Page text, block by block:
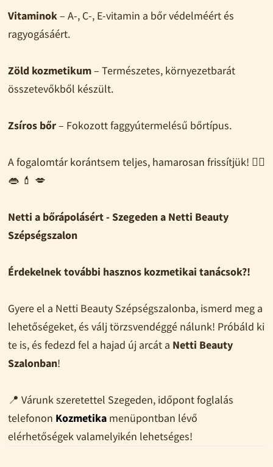
Vitaminok– A-, C-, E-vitamin a bőr védelméért és
ragyogásáért.
Zöld kozmetikum– Természetes, környezetbarát
összetevőkből készült.
Zsíros bőr– Fokozott faggyútermelésű bőrtípus.
A fogalomtár korántsem teljes, hamarosan frissítjük! 🧖‍♀️
👄 💄 💋
Netti a bőrápolásért - Szegeden a Netti Beauty
Szépségszalon
Érdekelnek további hasznos kozmetikai tanácsok?!
Gyere el a Netti Beauty Szépségszalonba, ismerd meg a
lehetőségeket, és válj törzsvendéggé nálunk! Próbáld ki
te is, és fedezd fel a hajad új arcát a Netti Beauty
Szalonban!
📍 Várunk szeretettel Szegeden, időpont foglalás
telefonon Kozmetikamenüpontban lévő
elérhetőségek valamelyikén lehetséges!